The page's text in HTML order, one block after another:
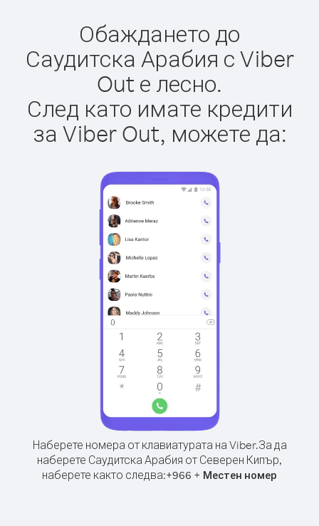
Обаждането до
Саудитска Арабия с Viber
Out е лесно.
След като имате кредити
за Viber Out, можете да:
Наберете номера от клавиатурата на Viber.За да
наберете Саудитска Арабия от Северен Кипър,
наберете както следва:+966 + Местен номер